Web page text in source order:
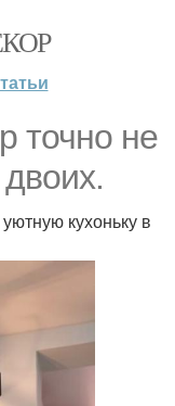
точно не
кухоньку в